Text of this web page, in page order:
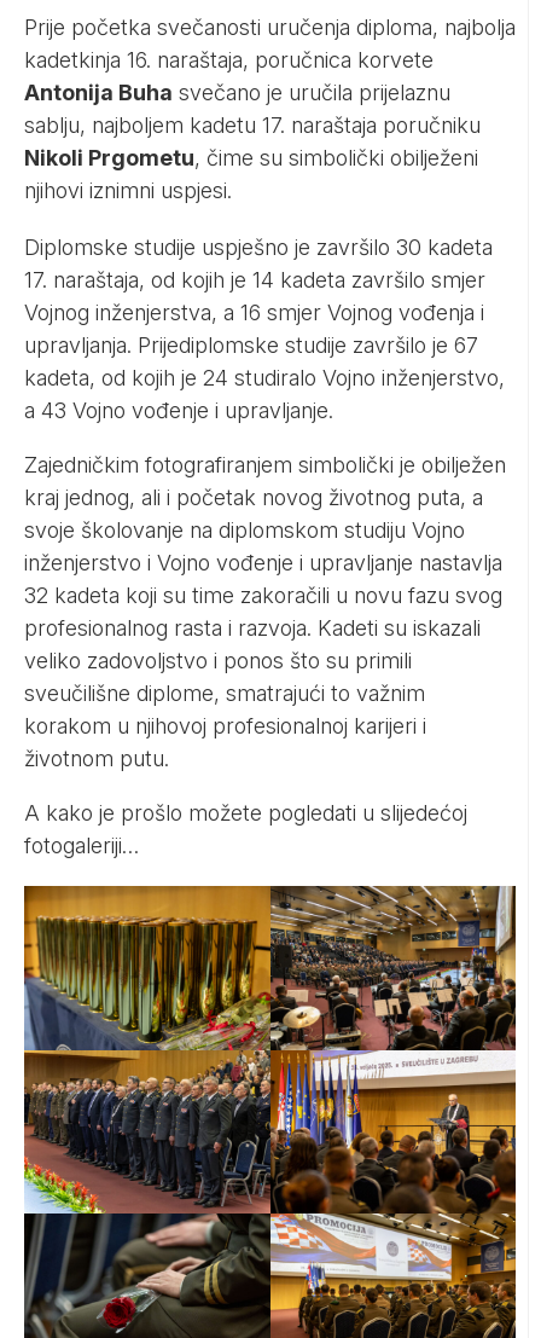
Prije početka svečanosti uručenja diploma, najbolja
kadetkinja 16. naraštaja, poručnica korvete
Antonija Buha svečano je uručila prijelaznu
sablju, najboljem kadetu 17. naraštaja poručniku
Nikoli Prgometu, čime su simbolički obilježeni
njihovi iznimni uspjesi.
Diplomske studije uspješno je završilo 30 kadeta
17. naraštaja, od kojih je 14 kadeta završilo smjer
Vojnog inženjerstva, a 16 smjer Vojnog vođenja i
upravljanja. Prijediplomske studije završilo je 67
kadeta, od kojih je 24 studiralo Vojno inženjerstvo,
a 43 Vojno vođenje i upravljanje.
Zajedničkim fotografiranjem simbolički je obilježen
kraj jednog, ali i početak novog životnog puta, a
svoje školovanje na diplomskom studiju Vojno
inženjerstvo i Vojno vođenje i upravljanje nastavlja
32 kadeta koji su time zakoračili u novu fazu svog
profesionalnog rasta i razvoja. Kadeti su iskazali
veliko zadovoljstvo i ponos što su primili
sveučilišne diplome, smatrajući to važnim
korakom u njihovoj profesionalnoj karijeri i
životnom putu.
A kako je prošlo možete pogledati u slijedećoj
fotogaleriji…